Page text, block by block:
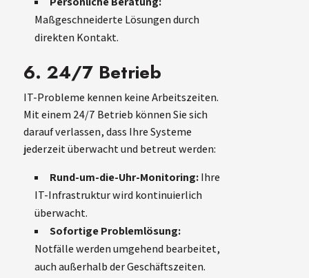
Maßgeschneiderte Lösungen durch
direkten Kontakt.
6. 24/7 Betrieb
IT-Probleme kennen keine Arbeitszeiten.
Mit einem 24/7 Betrieb können Sie sich
darauf verlassen, dass Ihre Systeme
jederzeit überwacht und betreut werden:
Rund-um-die-Uhr-Monitoring:Ihre
IT-Infrastruktur wird kontinuierlich
überwacht.
Sofortige Problemlösung:
Notfälle werden umgehend bearbeitet,
auch außerhalb der Geschäftszeiten.